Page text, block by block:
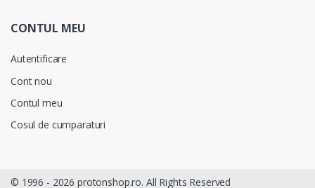
CONTUL MEU
Autentificare
Cont nou
Contul meu
Cosul de cumparaturi
© 1996 - 2026 protonshop.ro. All Rights Reserved